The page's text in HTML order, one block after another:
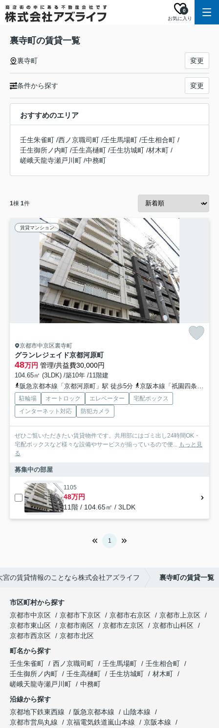
お気に入り
0
裏寺町の賃貸一覧
裏寺町 変更
条件から探す 変更
おすすめのエリア
壬生朱雀町 /西ノ京職司町 /壬生馬場町 /壬生相合町 /
壬生御所ノ内町 /壬生高樋町 /壬生坊城町 /材木町 /
嵯峨天龍寺瀬戸川町 /中務町
1棟 1件
賃貸マンション
京都市中京区裏寺町
グランレジェイド京都河原町
48万円 管理/共益費30,000円
104.65㎡ (3LDK) /築10年 /11階建
阪急京都本線「京都河原町」駅 徒歩5分
京阪本線「祇園四条」駅 徒歩8分
駐輪場 オートロック エレベーター
宅配ボックス
インターネット対応
防犯カメラ
ぜひご覧いただきたい賃貸物件です。共用部にはゴミ出し24時間OK・
宅配ボックスなど様々な設備やサービスが揃っているので便... もっと見
る
募集中の部屋
1105
48万円
11階 / 104.65㎡ / 3LDK
1
宮の賃貸情報のことなら株式会社アズライフ 裏寺町の賃貸一覧
市区町村から探す
京都市中京区
京都市下京区 京都市右京区
京都市上京区
京都市東山区
京都市南区 京都市左京区
京都市山科区
京都市西京区
京都市北区
町名から探す
壬生朱雀町
西ノ京職司町 壬生馬場町
壬生相合町
壬生御所ノ内町
壬生高樋町 壬生坊城町
材木町
嵯峨天龍寺瀬戸川町
中務町
沿線から探す
京都地下鉄東西線
阪急京都本線
山陰本線
京都市営烏丸線
京福電気鉄道嵐山本線
京阪本線